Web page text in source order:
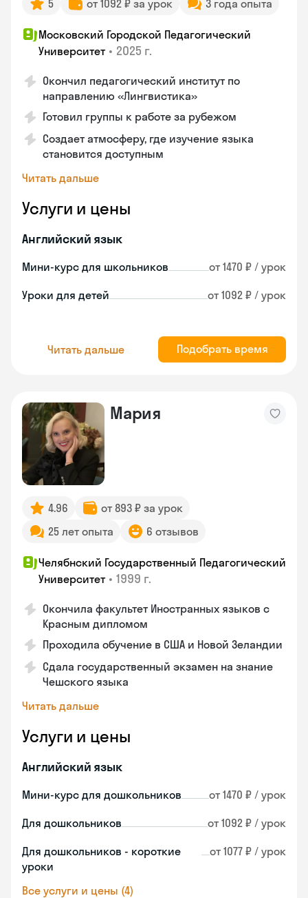
5 от 1092 ₽ за урок 3 года опыта
Московский Городской Педагогический
Университет • 2025 г.
Окончил педагогический институт по
направлению «Лингвистика»
Готовил группы к работе за рубежом
Создает атмосферу, где изучение языка
становится доступным
Читать дальше
Услуги и цены
Английский язык
Мини-курс для школьников от 1470 ₽ / урок
Уроки для детей от 1092 ₽ / урок
Читать дальше Подобрать время
Мария
4.96
от 893 ₽ за урок
25 лет опыта
6 отзывов
Челябнский Государственный Педагогический
Университет • 1999 г.
Окончила факультет Иностранных языков с
Красным дипломом
Проходила обучение в США и Новой Зеландии
Сдала государственный экзамен на знание
Чешского языка
Читать дальше
Услуги и цены
Английский язык
Мини-курс для дошкольников от 1470 ₽ / урок
Для дошкольников от 1092 ₽ / урок
Для дошкольников - короткие
уроки
от 1077 ₽ / урок
Все услуги и цены (4)